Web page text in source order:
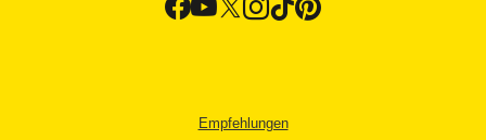
Empfehlungen